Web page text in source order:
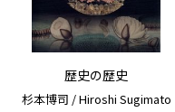
歴史の歴史
杉本博司 / Hiroshi Sugimato